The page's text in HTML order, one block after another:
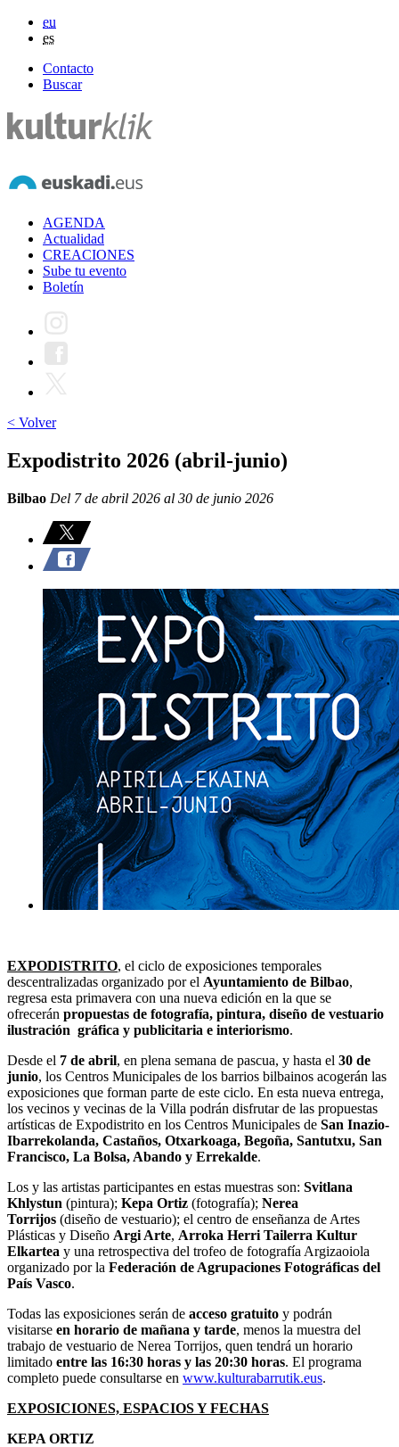
eu
es
Contacto
Buscar
AGENDA
Actualidad
CREACIONES
Sube tu evento
Boletín
< Volver
Expodistrito 2026 (abril-junio)
Bilbao Del 7 de abril 2026 al 30 de junio 2026
EXPODISTRITO, el ciclo de exposiciones temporales
descentralizadas organizado por el Ayuntamiento de Bilbao,
regresa esta primavera con una nueva edición en la que se
ofrecerán propuestas de fotografía, pintura, diseño de vestuario
ilustración gráfica y publicitaria e interiorismo.
Desde el 7 de abril, en plena semana de pascua, y hasta el 30 de
junio, los Centros Municipales de los barrios bilbainos acogerán las
exposiciones que forman parte de este ciclo. En esta nueva entrega,
los vecinos y vecinas de la Villa podrán disfrutar de las propuestas
artísticas de Expodistrito en los Centros Municipales de San Inazio-
Ibarrekolanda, Castaños, Otxarkoaga, Begoña, Santutxu, San
Francisco, La Bolsa, Abando y Errekalde.
Los y las artistas participantes en estas muestras son: Svitlana
Khlystun (pintura); Kepa Ortiz (fotografía); Nerea
Torrijos (diseño de vestuario); el centro de enseñanza de Artes
Plásticas y Diseño Argi Arte, Arroka Herri Tailerra Kultur
Elkartea y una retrospectiva del trofeo de fotografía Argizaoiola
organizado por la Federación de Agrupaciones Fotográficas del
País Vasco.
Todas las exposiciones serán de acceso gratuito y podrán
visitarse en horario de mañana y tarde, menos la muestra del
trabajo de vestuario de Nerea Torrijos, quen tendrá un horario
limitado entre las 16:30 horas y las 20:30 horas. El programa
completo puede consultarse en www.kulturabarrutik.eus.
EXPOSICIONES, ESPACIOS Y FECHAS
KEPA ORTIZ